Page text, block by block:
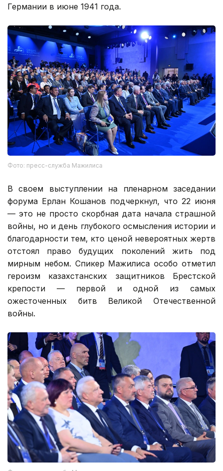
Германии в июне 1941 года.
Фото: пресс-служба Мажилиса
В своем выступлении на пленарном заседании
форума Ерлан Кошанов подчеркнул, что 22 июня
— это не просто скорбная дата начала страшной
войны, но и день глубокого осмысления истории и
благодарности тем, кто ценой невероятных жертв
отстоял право будущих поколений жить под
мирным небом. Спикер Мажилиса особо отметил
героизм казахстанских защитников Брестской
крепости — первой и одной из самых
ожесточенных битв Великой Отечественной
войны.